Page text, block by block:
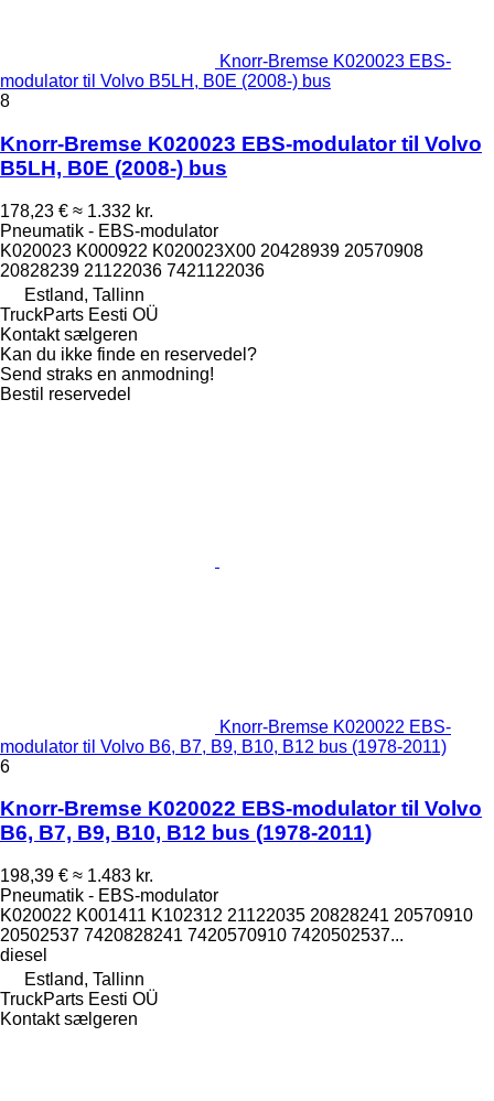
Knorr-Bremse K020023 EBS-
modulator til Volvo B5LH, B0E (2008-) bus
8
Knorr-Bremse K020023 EBS-modulator til Volvo
B5LH, B0E (2008-) bus
178,23 € ≈ 1.332 kr.
Pneumatik - EBS-modulator
K020023 K000922 K020023X00 20428939 20570908
20828239 21122036 7421122036
Estland, Tallinn
TruckParts Eesti OÜ
Kontakt sælgeren
Kan du ikke finde en reservedel?
Send straks en anmodning!
Bestil reservedel
Knorr-Bremse K020022 EBS-
modulator til Volvo B6, B7, B9, B10, B12 bus (1978-2011)
6
Knorr-Bremse K020022 EBS-modulator til Volvo
B6, B7, B9, B10, B12 bus (1978-2011)
198,39 € ≈ 1.483 kr.
Pneumatik - EBS-modulator
K020022 K001411 K102312 21122035 20828241 20570910
20502537 7420828241 7420570910 7420502537...
diesel
Estland, Tallinn
TruckParts Eesti OÜ
Kontakt sælgeren